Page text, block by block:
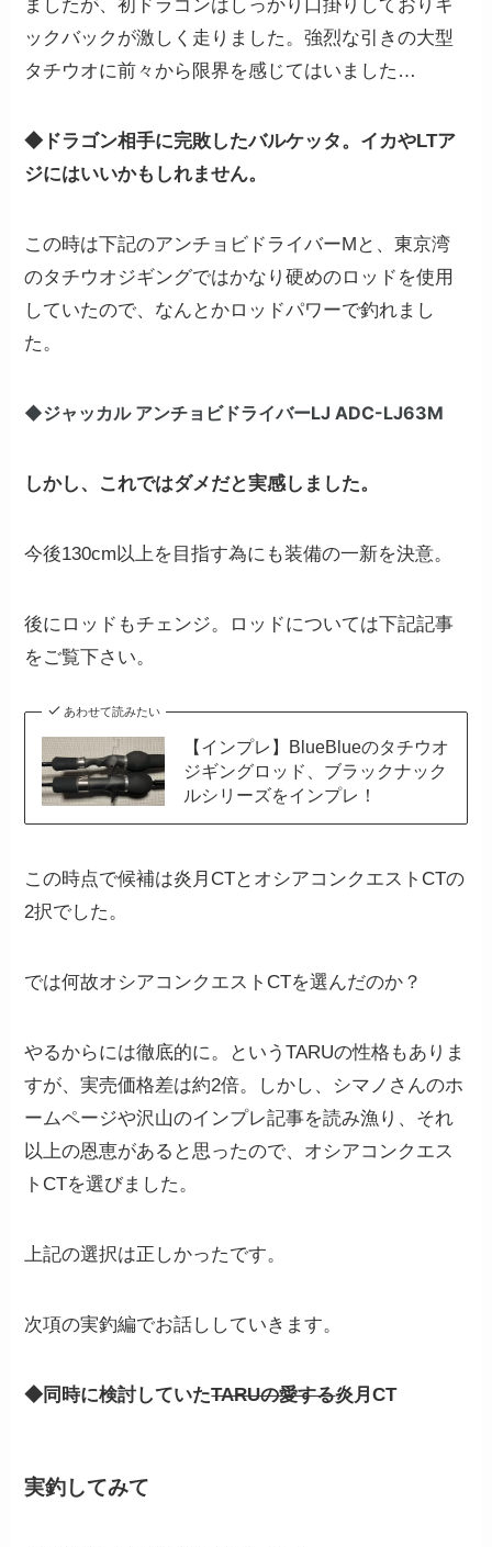
ましたが、初ドラゴンはしっかり口掛りしておりキ
ックバックが激しく走りました。強烈な引きの大型
タチウオに前々から限界を感じてはいました…
◆ドラゴン相手に完敗したバルケッタ。イカやLTア
ジにはいいかもしれません。
この時は下記のアンチョビドライバーMと、東京湾
のタチウオジギングではかなり硬めのロッドを使用
していたので、なんとかロッドパワーで釣れまし
た。
◆ジャッカル アンチョビドライバーLJ ADC-LJ63M
しかし、これではダメだと実感しました。
今後130cm以上を目指す為にも装備の一新を決意。
後にロッドもチェンジ。ロッドについては下記記事
をご覧下さい。
あわせて読みたい
【インプレ】BlueBlueのタチウオ
ジギングロッド、ブラックナック
ルシリーズをインプレ！
この時点で候補は炎月CTとオシアコンクエストCTの
2択でした。
では何故オシアコンクエストCTを選んだのか？
やるからには徹底的に。というTARUの性格もありま
すが、実売価格差は約2倍。しかし、シマノさんのホ
ームページや沢山のインプレ記事を読み漁り、それ
以上の恩恵があると思ったので、オシアコンクエス
トCTを選びました。
上記の選択は正しかったです。
次項の実釣編でお話ししていきます。
◆同時に検討していたTARUの愛する炎月CT
実釣してみて